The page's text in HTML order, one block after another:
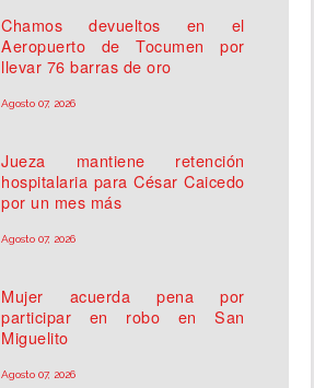
Chamos devueltos en el
Aeropuerto de Tocumen por
llevar 76 barras de oro
Agosto 07, 2026
Jueza mantiene retención
hospitalaria para César Caicedo
por un mes más
Agosto 07, 2026
Mujer acuerda pena por
participar en robo en San
Miguelito
Agosto 07, 2026